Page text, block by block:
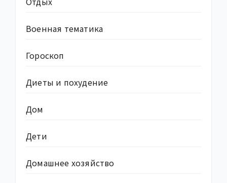
Военная тематика
Гороскоп
Диеты и похудение
Дом
Дети
Домашнее хозяйство